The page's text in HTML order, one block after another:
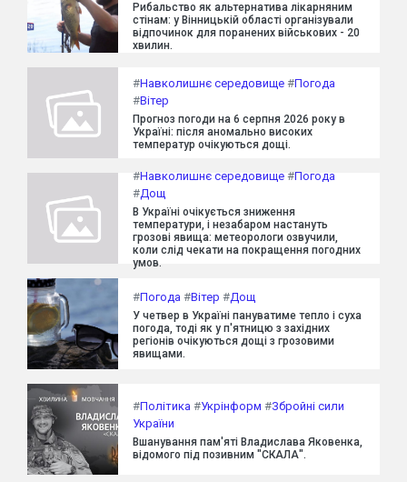
Рибальство як альтернатива лікарняним
стінам: у Вінницькій області організували
відпочинок для поранених військових - 20
хвилин.
#Навколишнє середовище #Погода
#Вітер
Прогноз погоди на 6 серпня 2026 року в
Україні: після аномально високих
температур очікуються дощі.
#Навколишнє середовище #Погода
#Дощ
В Україні очікується зниження
температури, і незабаром настануть
грозові явища: метеорологи озвучили,
коли слід чекати на покращення погодних
умов.
#Погода #Вітер #Дощ
У четвер в Україні пануватиме тепло і суха
погода, тоді як у п'ятницю з західних
регіонів очікуються дощі з грозовими
явищами.
#Політика #Укрінформ #Збройні сили
України
Вшанування пам'яті Владислава Яковенка,
відомого під позивним "СКАЛА".